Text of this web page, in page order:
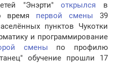
"Энэрти"открылся в
время первой смены 39
пунктов Чукотки
и программирование
смены по профилю
обучение прошли 17